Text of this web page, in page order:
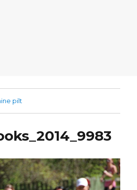
pilt